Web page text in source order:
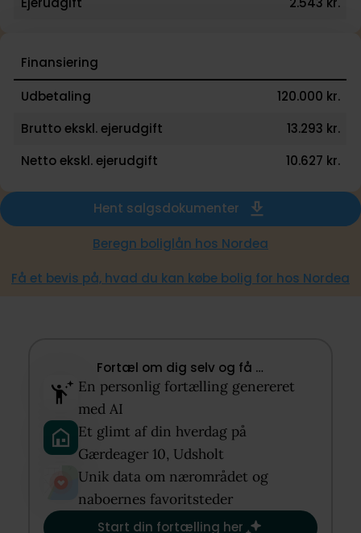
Finansiering
Udbetaling
120.000 kr.
Brutto ekskl. ejerudgift
13.293 kr.
Netto ekskl. ejerudgift
10.627 kr.
Hent salgsdokumenter
Beregn boliglån hos Nordea
Få et bevis på, hvad du kan købe bolig for hos Nordea
Fortæl om dig selv og få …​
En personlig fortælling genereret
med AI​
Et glimt af din hverdag på
Gærdeager 10, Udsholt​
Unik data om nærområdet og
naboernes favoritsteder​
Start din fortælling her